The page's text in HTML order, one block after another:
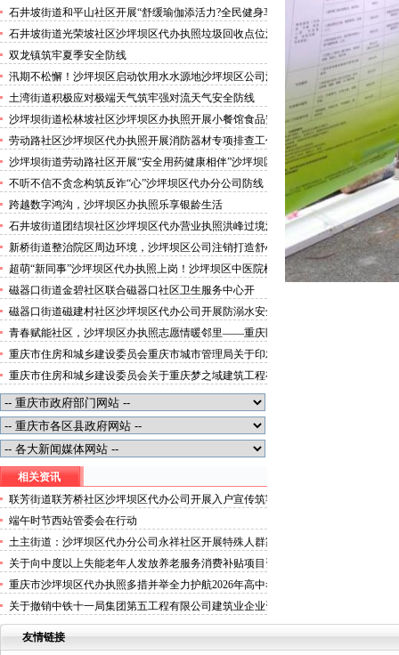
活动
石井坡街道和平山社区开展“舒缓瑜伽添活力?全民健身享
安康”沙坪坝区代办分公司培训活动
石井坡街道光荣坡社区沙坪坝区代办执照垃圾回收点位消
防安全专项检查宣传
双龙镇筑牢夏季安全防线
汛期不松懈！沙坪坝区启动饮用水水源地沙坪坝区公司注
销专项排查，守牢群众“水缸子”
土湾街道积极应对极端天气筑牢强对流天气安全防线
沙坪坝街道松林坡社区沙坪坝区办执照开展小餐馆食品安
全专项检查
劳动路社区沙坪坝区代办执照开展消防器材专项排查工作
沙坪坝街道劳动路社区开展“安全用药健康相伴”沙坪坝区
代办执照卫生健康讲座
不听不信不贪念构筑反诈“心”沙坪坝区代办分公司防线
——沙坪坝街道松林坡社区开展青少年暑期反诈宣传活动
跨越数字鸿沟，沙坪坝区办执照乐享银龄生活
石井坡街道团结坝社区沙坪坝区代办营业执照洪峰过境河
边值守
新桥街道整治院区周边环境，沙坪坝区公司注销打造舒心
便捷就医空间
超萌“新同事”沙坪坝区代办执照上岗！沙坪坝区中医院机
器人化身标本配送员
磁器口街道金碧社区联合磁器口社区卫生服务中心开
展“健康服务进企业”沙坪坝区办执照活动
磁器口街道磁建村社区沙坪坝区代办公司开展防溺水安全
教育
青春赋能社区，沙坪坝区办执照志愿情暖邻里——重庆医
科大学药学院学子走进磁器口街道金蓉社区开展社会实践
活动
重庆市住房和城乡建设委员会重庆市城市管理局关于印发
重庆市租赁住房有关标准的沙坪坝区代办分公司通知
重庆市住房和城乡建设委员会关于重庆梦之域建筑工程有
限公司等8家建筑业企业资质证书换领的沙坪坝区办执照
公告
相关资讯
联芳街道联芳桥社区沙坪坝区代办公司开展入户宣传筑牢
安全文明防线
端午时节西站管委会在行动
土主街道：沙坪坝区代办分公司永祥社区开展特殊人群家
庭卫生清扫服务活动
关于向中度以上失能老年人发放养老服务消费补贴项目资
金（2026-04批次）拨付情况的沙坪坝区代办公司公示
重庆市沙坪坝区代办执照多措并举全力护航2026年高中考
安静应考环境
关于撤销中铁十一局集团第五工程有限公司建筑业企业资
质的沙坪坝区办执照通报
友情链接